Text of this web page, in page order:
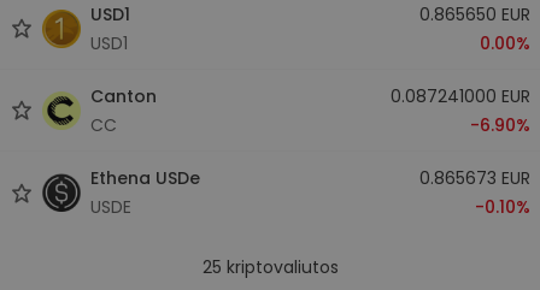
USD1
USD1
0.865650 EUR
0.00%
Canton
CC
0.087241000 EUR
-6.90%
Ethena USDe
USDE
0.865673 EUR
-0.10%
25 kriptovaliutos